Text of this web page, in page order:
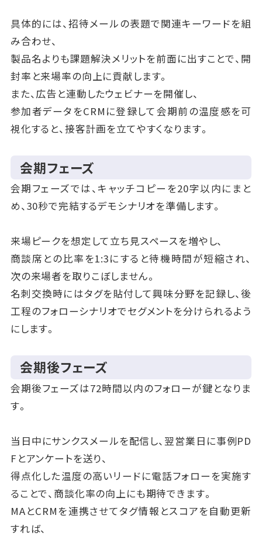
具体的には、招待メールの表題で関連キーワードを組
み合わせ、
製品名よりも課題解決メリットを前面に出すことで、開
封率と来場率の向上に貢献します。
また、広告と連動したウェビナーを開催し、
参加者データをCRMに登録して会期前の温度感を可
視化すると、接客計画を立てやすくなります。
会期フェーズ
会期フェーズでは、キャッチコピーを20字以内にまと
め、30秒で完結するデモシナリオを準備します。
来場ピークを想定して立ち見スペースを増やし、
商談席との比率を1:3にすると待機時間が短縮され、
次の来場者を取りこぼしません。
名刺交換時にはタグを貼付して興味分野を記録し、後
工程のフォローシナリオでセグメントを分けられるよう
にします。
会期後フェーズ
会期後フェーズは72時間以内のフォローが鍵となりま
す。
当日中にサンクスメールを配信し、翌営業日に事例PD
Fとアンケートを送り、
得点化した温度の高いリードに電話フォローを実施す
ることで、商談化率の向上にも期待できます。
MAとCRMを連携させてタグ情報とスコアを自動更新
すれば、